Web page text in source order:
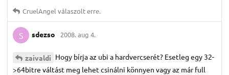
CruelAngel válaszolt erre.
S sdezso 2008. aug 4.
zaivaldi Hogy bírja az ubi a hardvercserét? Esetleg egy 32-
>64bitre váltást meg lehet csinálni könnyen vagy az már full